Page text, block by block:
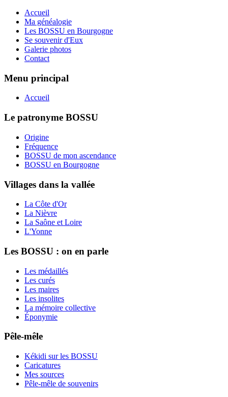
Accueil
Ma généalogie
Les BOSSU en Bourgogne
Se souvenir d'Eux
Galerie photos
Contact
Menu principal
Accueil
Le patronyme BOSSU
Origine
Fréquence
BOSSU de mon ascendance
BOSSU en Bourgogne
Villages dans la vallée
La Côte d'Or
La Nièvre
La Saône et Loire
L'Yonne
Les BOSSU : on en parle
Les médaillés
Les curés
Les maires
Les insolites
La mémoire collective
Éponymie
Pêle-mêle
Kékidi sur les BOSSU
Caricatures
Mes sources
Pêle-mêle de souvenirs